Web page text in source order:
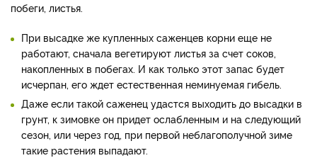
побеги, листья.
При высадке же купленных саженцев корни еще не
работают, сначала вегетируют листья за счет соков,
накопленных в побегах. И как только этот запас будет
исчерпан, его ждет естественная неминуемая гибель.
Даже если такой саженец удастся выходить до высадки в
грунт, к зимовке он придет ослабленным и на следующий
сезон, или через год, при первой неблагополучной зиме
такие растения выпадают.